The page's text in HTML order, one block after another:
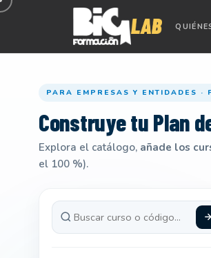
PARA EMPRESAS Y ENTIDADES ·
Construye tuPlan
Explora el catálogo, añade los
el 100 %).